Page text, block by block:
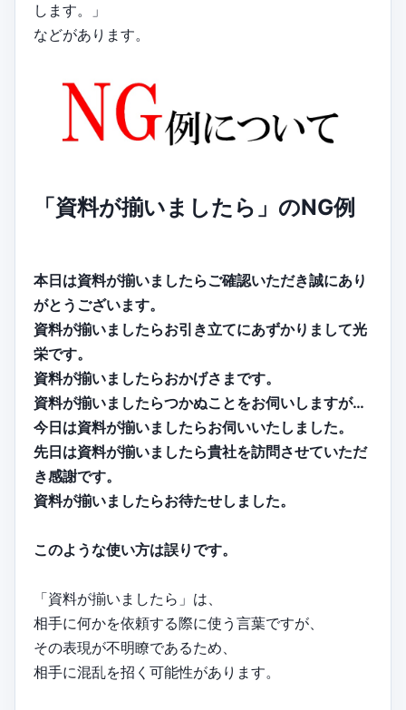
します。」
などがあります。
「資料が揃いましたら」のNG例
本日は資料が揃いましたらご確認いただき誠にあり
がとうございます。
資料が揃いましたらお引き立てにあずかりまして光
栄です。
資料が揃いましたらおかげさまです。
資料が揃いましたらつかぬことをお伺いしますが…
今日は資料が揃いましたらお伺いいたしました。
先日は資料が揃いましたら貴社を訪問させていただ
き感謝です。
資料が揃いましたらお待たせしました。
このような使い方は誤りです。
「資料が揃いましたら」は、
相手に何かを依頼する際に使う言葉ですが、
その表現が不明瞭であるため、
相手に混乱を招く可能性があります。